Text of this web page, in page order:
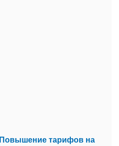
Повышение тарифов на